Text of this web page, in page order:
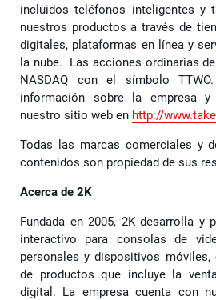
incluidos teléfonos inteligentes y
nuestros productos a través de
digitales, plataformas en línea y
la nube. Las acciones ordinarias
NASDAQ con el símbolo
información sobre la empresa
nuestro sitio web en http://
Todas las marcas comerciales y
contenidos son propiedad de sus
Acerca de 2K
Fundada en 2005, 2K desarrolla y
interactivo para consolas de
personales y dispositivos móviles,
de productos que incluye la
digital. La empresa cuenta con